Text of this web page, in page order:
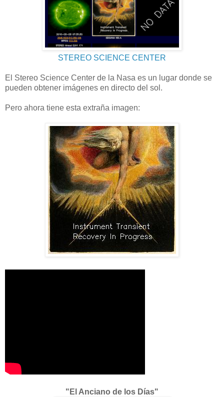
STEREO SCIENCE CENTER
El Stereo Science Center de la Nasa es un lugar donde se
pueden obtener imágenes en directo del sol.
Pero ahora tiene esta extraña imagen:
"El Anciano de los Días"